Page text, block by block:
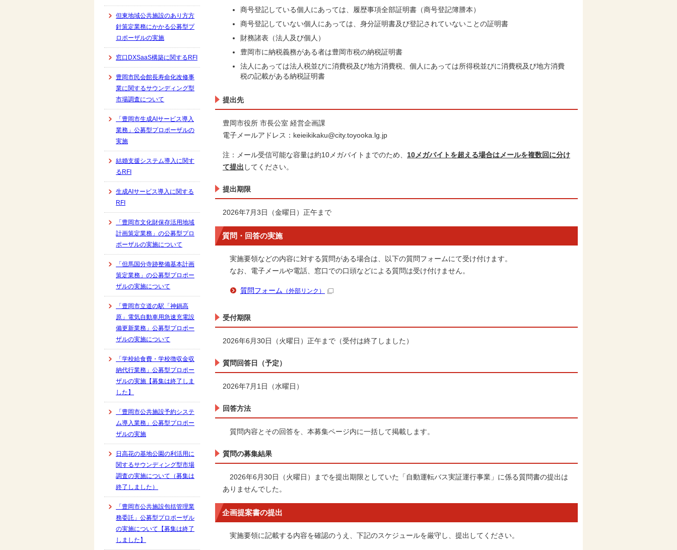
商号登記している個人にあっては、履歴事項全部証明書（商号登記簿謄本）
商号登記していない個人にあっては、身分証明書及び登記されていないことの証明書
財務諸表（法人及び個人）
豊岡市に納税義務がある者は豊岡市税の納税証明書
法人にあっては法人税並びに消費税及び地方消費税、個人にあっては所得税並びに消費税及び地方消費
税の記載がある納税証明書
提出先
豊岡市役所 市長公室 経営企画課
電子メールアドレス：keieikikaku@city.toyooka.lg.jp
注：メール受信可能な容量は約10メガバイトまでのため、 10メガバイトを超える場合はメールを複数回に分け
て提出 してください。
提出期限
2026年7月3日（金曜日）正午まで
質問・回答の実施
実施要領などの内容に対する質問がある場合は、以下の質問フォームにて受け付けます。
なお、電子メールや電話、窓口での口頭などによる質問は受け付けません。
質問フォーム （外部リンク）
受付期限
2026年6月30日（火曜日）正午まで（受付は終了しました）
質問回答日（予定）
2026年7月1日（水曜日）
回答方法
質問内容とその回答を、本募集ページ内に一括して掲載します。
質問の募集結果
2026年6月30日（火曜日）までを提出期限としていた「自動運転バス実証運行事業」に係る質問書の提出は
ありませんでした。
企画提案書の提出
実施要領に記載する内容を確認のうえ、下記のスケジュールを厳守し、提出してください。
但東地域公共施設のあり方方
針策定業務にかかる公募型プ
ロポーザルの実施
窓口DXSaaS構築に関するRFI
豊岡市民会館長寿命化改修事
業に関するサウンディング型
市場調査について
「豊岡市生成AIサービス導入
業務」公募型プロポーザルの
実施
結婚支援システム導入に関す
るRFI
生成AIサービス導入に関する
RFI
「豊岡市文化財保存活用地域
計画策定業務」の公募型プロ
ポーザルの実施について
「但馬国分寺跡整備基本計画
策定業務」の公募型プロポー
ザルの実施について
「豊岡市立道の駅「神鍋高
原」電気自動車用急速充電設
備更新業務」公募型プロポー
ザルの実施について
「学校給食費・学校徴収金収
納代行業務」公募型プロポー
ザルの実施【募集は終了しま
した】
「豊岡市公共施設予約システ
ム導入業務」公募型プロポー
ザルの実施
日高花の基地公園の利活用に
関するサウンディング型市場
調査の実施について（募集は
終了しました）
「豊岡市公共施設包括管理業
務委託」公募型プロポーザル
の実施について【募集は終了
しました】